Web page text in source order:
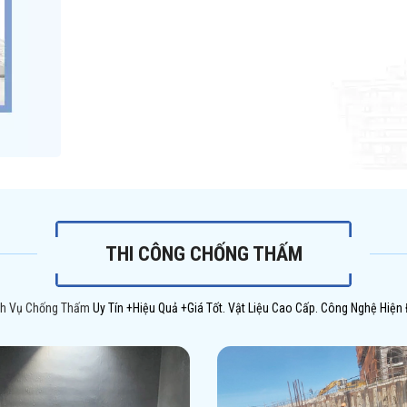
THI CÔNG CHỐNG THẤM
Vụ Chống Thấm Uy Tín +Hiệu Quả +Giá Tốt. Vật Liệu Cao Cấp. Công Nghệ Hiện